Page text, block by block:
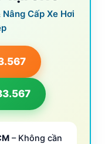
Cấp Xe Hơi
– Không cần